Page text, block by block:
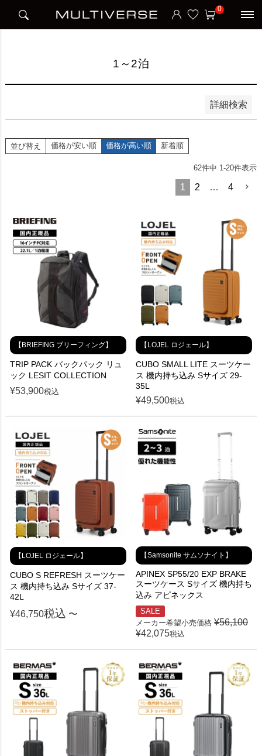
0
1～2泊
詳細検索
並び順
新着順
並び替え 価格が安い順 価格が高い順 新着順
62件中 1-20件表示
1 2 … 4
【BRIEFING ブリーフィング】
TRIP PACK バックパック リュ
ック LESIT COLLECTION
¥53,900税込
【LOJEL ロジェール】
CUBO SMALL LITE スーツケー
ス 機内持ち込み Sサイズ 29-
35L
¥49,500税込
【LOJEL ロジェール】
CUBO S REFRESH スーツケー
ス 機内持ち込み Sサイズ 37-
42L
¥46,750税込 〜
【Samsonite サムソナイト】
APINEX SP55/20 EXP BRAKE
スーツケース Sサイズ 機内持ち
込み アピネックス
SALE
メーカー希望小売価格 ¥56,100
¥42,075税込